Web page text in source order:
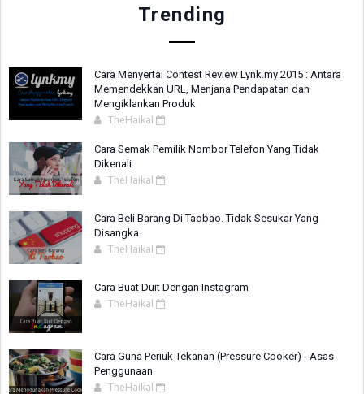
Trending
Cara Menyertai Contest Review Lynk.my 2015 : Antara
Memendekkan URL, Menjana Pendapatan dan
Mengiklankan Produk
TheHaikal
Cara Semak Pemilik Nombor Telefon Yang Tidak
Dikenali
TheHaikal
Cara Beli Barang Di Taobao. Tidak Sesukar Yang
Disangka.
TheHaikal
Cara Buat Duit Dengan Instagram
TheHaikal
Cara Guna Periuk Tekanan (Pressure Cooker) - Asas
Penggunaan
TheHaikal